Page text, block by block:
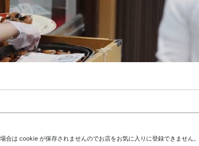
は cookie が保存されませんのでお店をお気に入りに登録できません。